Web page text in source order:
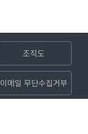
조직도
이메일 무단수집거부